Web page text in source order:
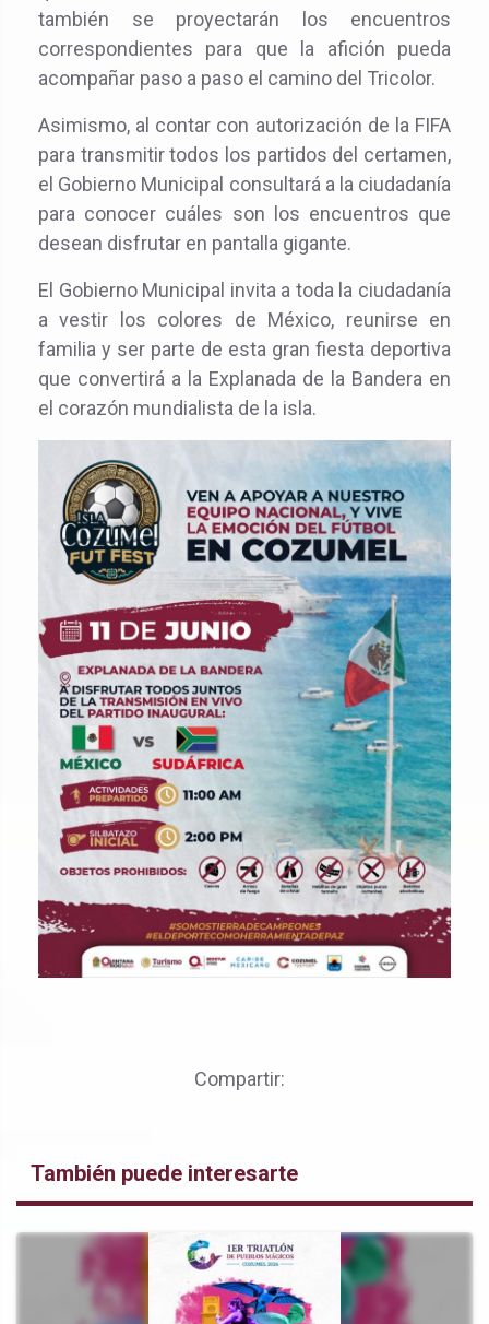
también se proyectarán los encuentros
correspondientes para que la afición pueda
acompañar paso a paso el camino del Tricolor.
Asimismo, al contar con autorización de la FIFA
para transmitir todos los partidos del certamen,
el Gobierno Municipal consultará a la ciudadanía
para conocer cuáles son los encuentros que
desean disfrutar en pantalla gigante.
El Gobierno Municipal invita a toda la ciudadanía
a vestir los colores de México, reunirse en
familia y ser parte de esta gran fiesta deportiva
que convertirá a la Explanada de la Bandera en
el corazón mundialista de la isla.
Compartir:
También puede interesarte